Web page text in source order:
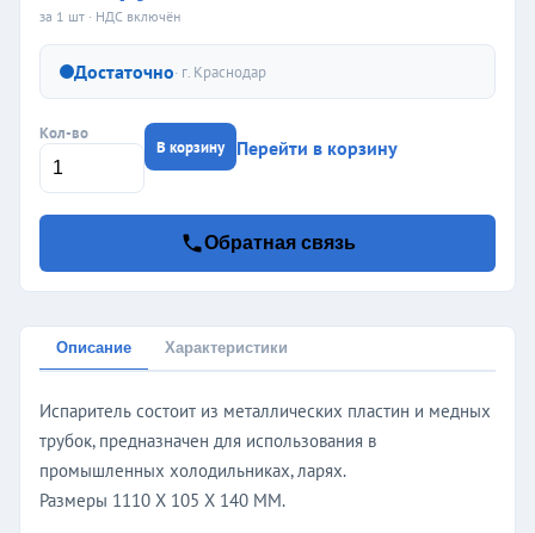
за 1 шт · НДС включён
Достаточно· г. Краснодар
Кол-во
В корзину Перейти в корзину
Обратная связь
Описание Характеристики
Испаритель состоит из металлических пластин и медных
трубок, предназначен для использования в
промышленных холодильниках, ларях.
Размеры 1110 Х 105 Х 140 ММ.